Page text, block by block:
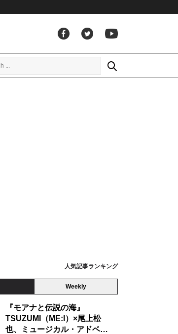
人気記事ランキング
Weekly
『モアナと伝説の海』
TSUZUMI（ME:I）×尾上松
也、ミュージカル・アドベン